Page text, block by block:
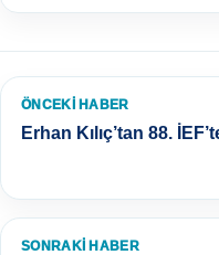
ÖNCEKI HABER
Erhan Kılıç’tan 88.
SONRAKI HABER